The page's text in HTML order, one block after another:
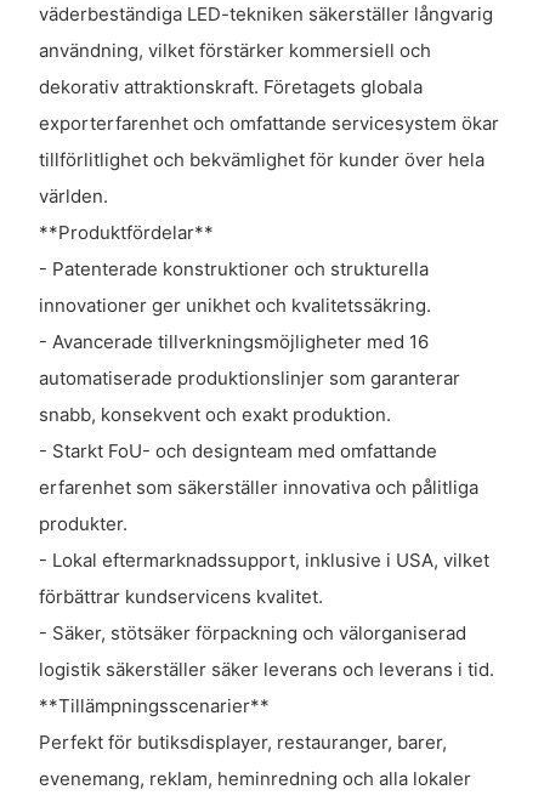
väderbeständiga LED-tekniken säkerställer långvarig
användning, vilket förstärker kommersiell och
dekorativ attraktionskraft. Företagets globala
exporterfarenhet och omfattande servicesystem ökar
tillförlitlighet och bekvämlighet för kunder över hela
världen.
**Produktfördelar**
- Patenterade konstruktioner och strukturella
innovationer ger unikhet och kvalitetssäkring.
- Avancerade tillverkningsmöjligheter med 16
automatiserade produktionslinjer som garanterar
snabb, konsekvent och exakt produktion.
- Starkt FoU- och designteam med omfattande
erfarenhet som säkerställer innovativa och pålitliga
produkter.
- Lokal eftermarknadssupport, inklusive i USA, vilket
förbättrar kundservicens kvalitet.
- Säker, stötsäker förpackning och välorganiserad
logistik säkerställer säker leverans och leverans i tid.
**Tillämpningsscenarier**
Perfekt för butiksdisplayer, restauranger, barer,
evenemang, reklam, heminredning och alla lokaler